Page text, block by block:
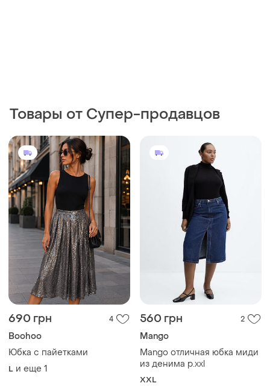
Товары от Супер-продавцов
690 грн 4
Boohoo
Юбка с пайетками
L и еще 1
560 грн 2
Mango
Mango отличная юбка миди
из денима р.xxl
XXL